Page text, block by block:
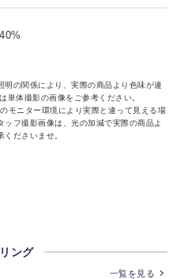
の関係により、実際の商品より色味が違
単体撮影の画像をご参考ください。
モニター環境により実際と違って見える場
フ撮影画像は、光の加減で実際の商品よ
ださいませ。
ング
一覧を見る